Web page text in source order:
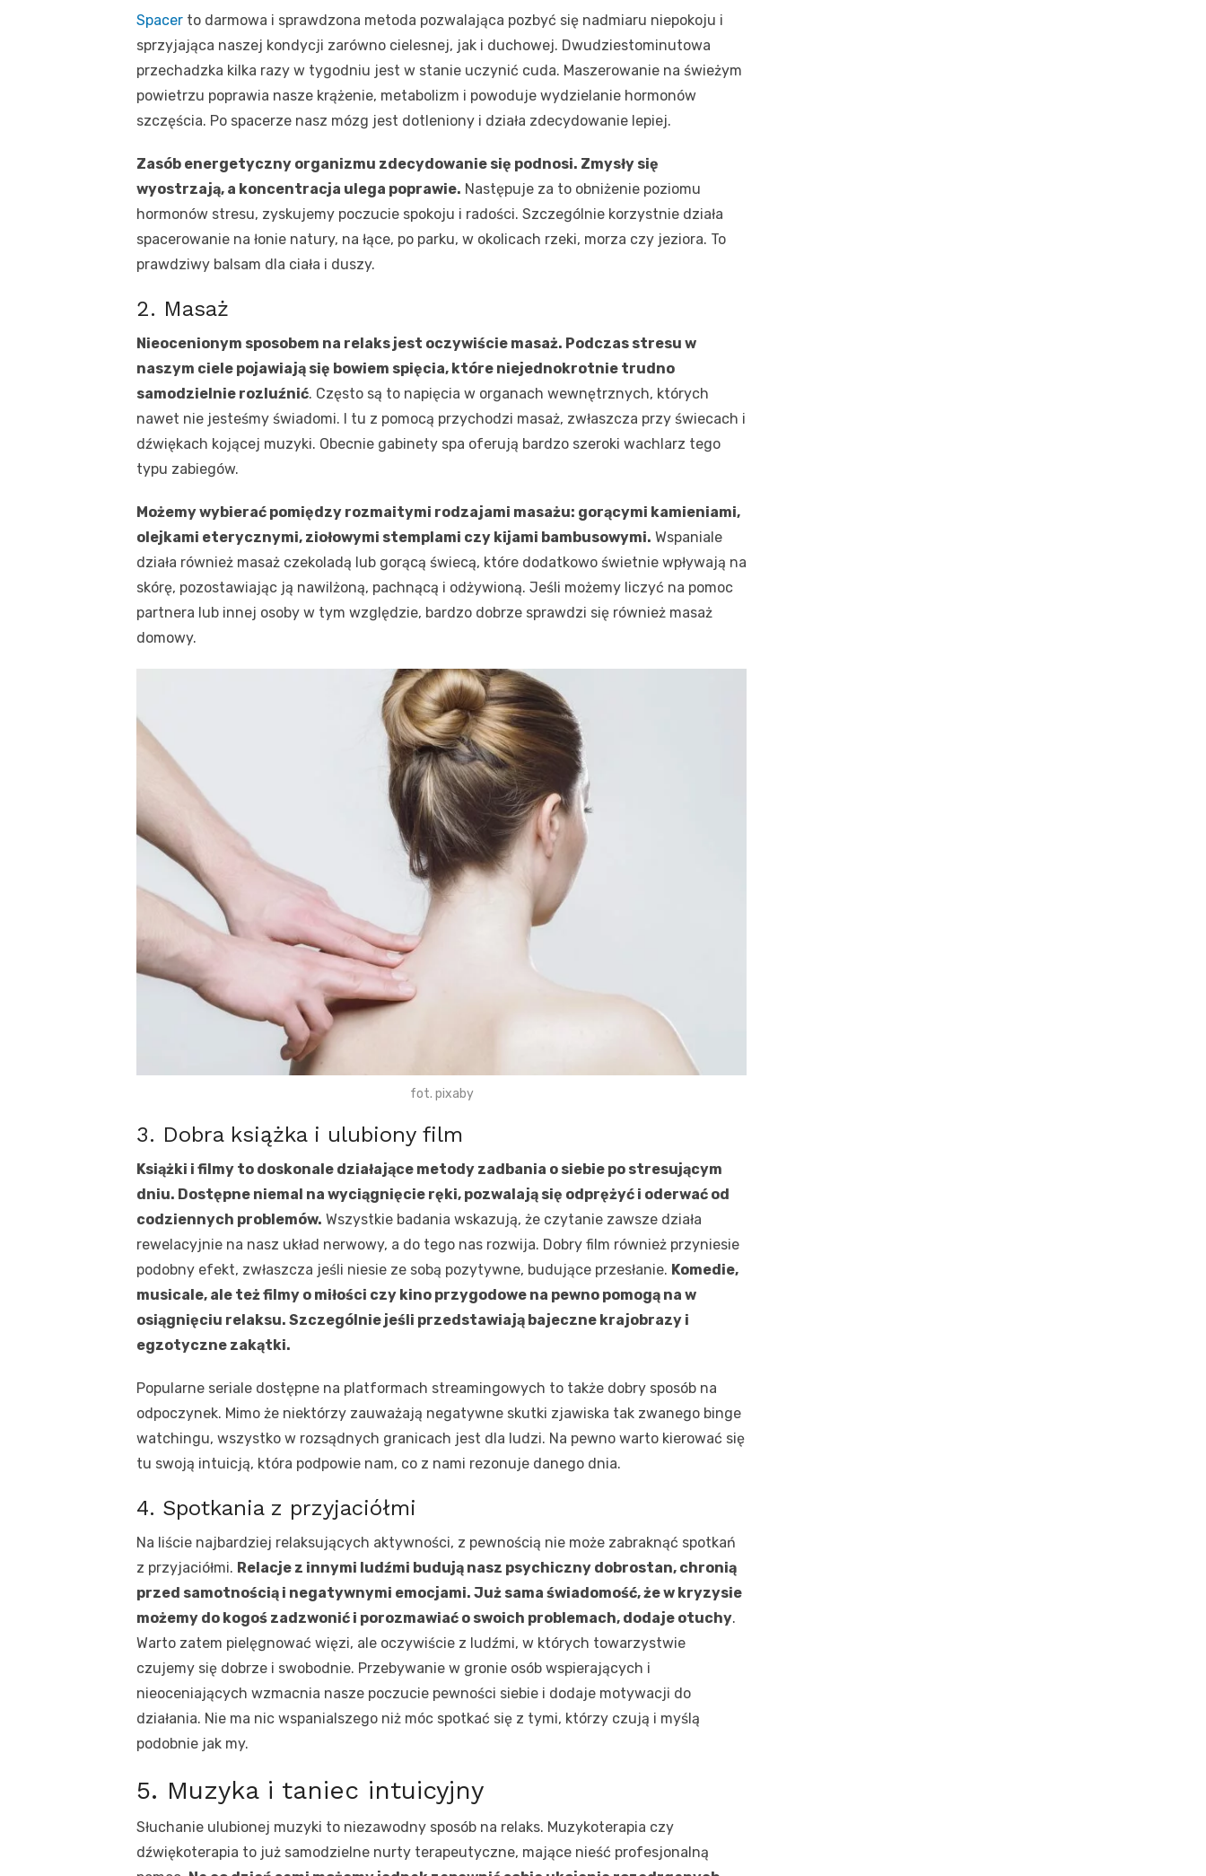
Spacer to darmowa i sprawdzona metoda pozwalająca pozbyć się nadmiaru niepokoju i
sprzyjająca naszej kondycji zarówno cielesnej, jak i duchowej. Dwudziestominutowa
przechadzka kilka razy w tygodniu jest w stanie uczynić cuda. Maszerowanie na świeżym
powietrzu poprawia nasze krążenie, metabolizm i powoduje wydzielanie hormonów
szczęścia. Po spacerze nasz mózg jest dotleniony i działa zdecydowanie lepiej.
Zasób energetyczny organizmu zdecydowanie się podnosi. Zmysły się
wyostrzają, a koncentracja ulega poprawie. Następuje za to obniżenie poziomu
hormonów stresu, zyskujemy poczucie spokoju i radości. Szczególnie korzystnie działa
spacerowanie na łonie natury, na łące, po parku, w okolicach rzeki, morza czy jeziora. To
prawdziwy balsam dla ciała i duszy.
2. Masaż
Nieocenionym sposobem na relaks jest oczywiście masaż. Podczas stresu w
naszym ciele pojawiają się bowiem spięcia, które niejednokrotnie trudno
samodzielnie rozluźnić. Często są to napięcia w organach wewnętrznych, których
nawet nie jesteśmy świadomi. I tu z pomocą przychodzi masaż, zwłaszcza przy świecach i
dźwiękach kojącej muzyki. Obecnie gabinety spa oferują bardzo szeroki wachlarz tego
typu zabiegów.
Możemy wybierać pomiędzy rozmaitymi rodzajami masażu: gorącymi kamieniami,
olejkami eterycznymi, ziołowymi stemplami czy kijami bambusowymi. Wspaniale
działa również masaż czekoladą lub gorącą świecą, które dodatkowo świetnie wpływają na
skórę, pozostawiając ją nawilżoną, pachnącą i odżywioną. Jeśli możemy liczyć na pomoc
partnera lub innej osoby w tym względzie, bardzo dobrze sprawdzi się również masaż
domowy.
fot. pixaby
3. Dobra książka i ulubiony film
Książki i filmy to doskonale działające metody zadbania o siebie po stresującym
dniu. Dostępne niemal na wyciągnięcie ręki, pozwalają się odprężyć i oderwać od
codziennych problemów. Wszystkie badania wskazują, że czytanie zawsze działa
rewelacyjnie na nasz układ nerwowy, a do tego nas rozwija. Dobry film również przyniesie
podobny efekt, zwłaszcza jeśli niesie ze sobą pozytywne, budujące przesłanie. Komedie,
musicale, ale też filmy o miłości czy kino przygodowe na pewno pomogą na w
osiągnięciu relaksu. Szczególnie jeśli przedstawiają bajeczne krajobrazy i
egzotyczne zakątki.
Popularne seriale dostępne na platformach streamingowych to także dobry sposób na
odpoczynek. Mimo że niektórzy zauważają negatywne skutki zjawiska tak zwanego binge
watchingu, wszystko w rozsądnych granicach jest dla ludzi. Na pewno warto kierować się
tu swoją intuicją, która podpowie nam, co z nami rezonuje danego dnia.
4. Spotkania z przyjaciółmi
Na liście najbardziej relaksujących aktywności, z pewnością nie może zabraknąć spotkań
z przyjaciółmi. Relacje z innymi ludźmi budują nasz psychiczny dobrostan, chronią
przed samotnością i negatywnymi emocjami. Już sama świadomość, że w kryzysie
możemy do kogoś zadzwonić i porozmawiać o swoich problemach, dodaje otuchy.
Warto zatem pielęgnować więzi, ale oczywiście z ludźmi, w których towarzystwie
czujemy się dobrze i swobodnie. Przebywanie w gronie osób wspierających i
nieoceniających wzmacnia nasze poczucie pewności siebie i dodaje motywacji do
działania. Nie ma nic wspanialszego niż móc spotkać się z tymi, którzy czują i myślą
podobnie jak my.
5. Muzyka i taniec intuicyjny
Słuchanie ulubionej muzyki to niezawodny sposób na relaks. Muzykoterapia czy
dźwiękoterapia to już samodzielne nurty terapeutyczne, mające nieść profesjonalną